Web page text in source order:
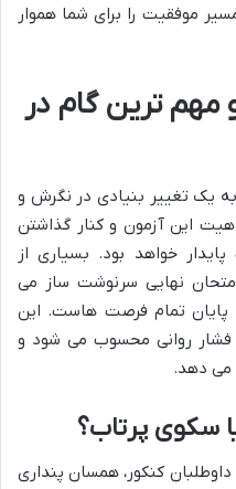
موفقیت را برای شما هموار
مهم ترین گام در
یک تغییر بنیادی در نگرش و
این آزمون و کنار گذاشتن
خواهد بود. بسیاری از
نهایی سرنوشت ساز می
تمام فرصت هاست. این
فشار روانی محسوب می شود و
می دهد.
کنکور، همسان پنداری